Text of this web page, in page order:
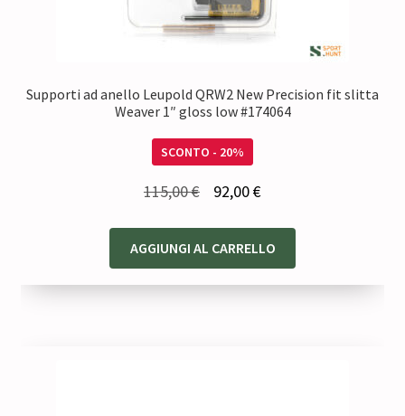
Supporti ad anello Leupold QRW2 New Precision fit slitta
Weaver 1″ gloss low #174064
SCONTO - 20%
115,00€
originale
era:
92,00€Il
attuale
è:
AGGIUNGI AL CARRELLO